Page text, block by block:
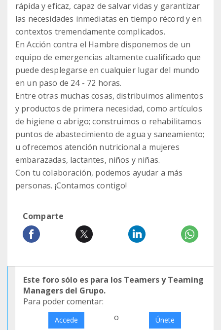
rápida y eficaz, capaz de salvar vidas y garantizar
las necesidades inmediatas en tiempo récord y en
contextos tremendamente complicados.
En Acción contra el Hambre disponemos de un
equipo de emergencias altamente cualificado que
puede desplegarse en cualquier lugar del mundo
en un paso de 24 - 72 horas.
Entre otras muchas cosas, distribuimos alimentos
y productos de primera necesidad, como artículos
de higiene o abrigo; construimos o rehabilitamos
puntos de abastecimiento de agua y saneamiento;
u ofrecemos atención nutricional a mujeres
embarazadas, lactantes, niños y niñas.
Con tu colaboración, podemos ayudar a más
personas. ¡Contamos contigo!
Comparte
Este foro sólo es para los Teamers y Teaming
Managers del Grupo.
Para poder comentar:
Accede o Únete